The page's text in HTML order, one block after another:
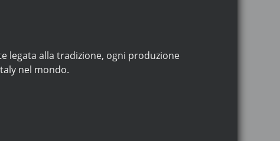
legata alla tradizione, ogni produzione
nel mondo.